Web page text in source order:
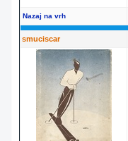
Nazaj na vrh
smuciscar